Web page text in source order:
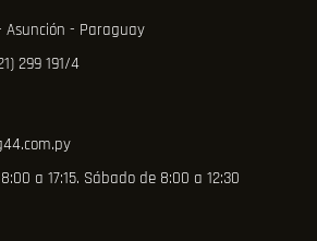
Asunción - Paraguay
299 191/4
a 17:15. Sábado de 8:00 a 12:30